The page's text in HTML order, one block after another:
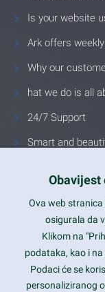
Is your website
Ark offers
Why our
hat we do is all
24/7 Support
Smart and
Latest trends
Contact Info
Obavijest
Ova web
osigurala da
Klikom na
podataka, kao i
Podaci će se
personaliziranog